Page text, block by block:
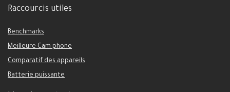
Raccourcis utiles
Benchmarks
Meilleure Cam phone
Comparatif des appareils
Batterie puissante